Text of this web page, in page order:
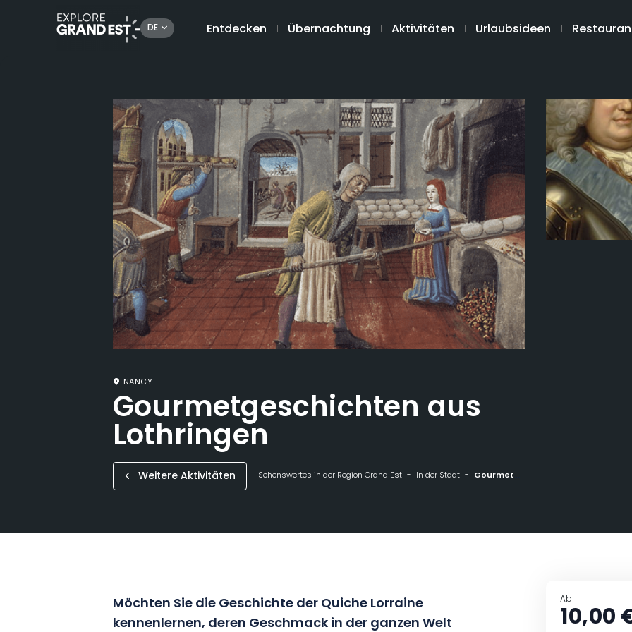
DE Entdecken Übernachtung Aktivitäten Urlaubsideen
NANCY
Gourmetgeschichten aus
Lothringen
Weitere Aktivitäten Sehenswertes in der Region Grand Est In der Stadt Gourmetgeschichten aus Lothringen
Möchten Sie die Geschichte der Quiche Lorraine
kennenlernen, deren Geschmack in der ganzen Welt
Ab
10,00